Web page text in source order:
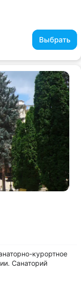
Выбрать
курортное
Санаторий